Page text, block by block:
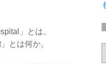
」とは、
とは何か。